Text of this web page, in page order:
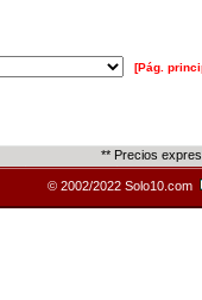
[Pág.
** Precios
© 2002/2022 Solo10.com